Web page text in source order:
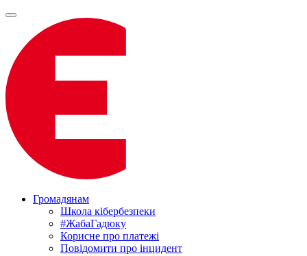
Громадянам
Школа кібербезпеки
#ЖабаГадюку
Корисне про платежі
Повідомити про інцидент